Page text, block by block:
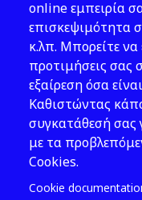
online εμπειρία
επισκεψιμότητα
κ.λπ. Μπορείτε να
προτιμήσεις σας
εξαίρεση όσα
Καθιστώντας
συγκατάθεσή
με τα
Cookies.
Cookie